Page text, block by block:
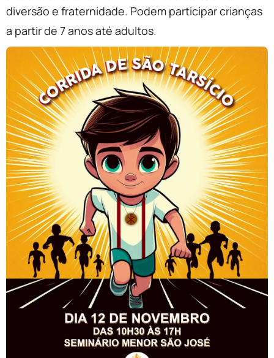
diversão e fraternidade. Podem participar crianças
a partir de 7 anos até adultos.